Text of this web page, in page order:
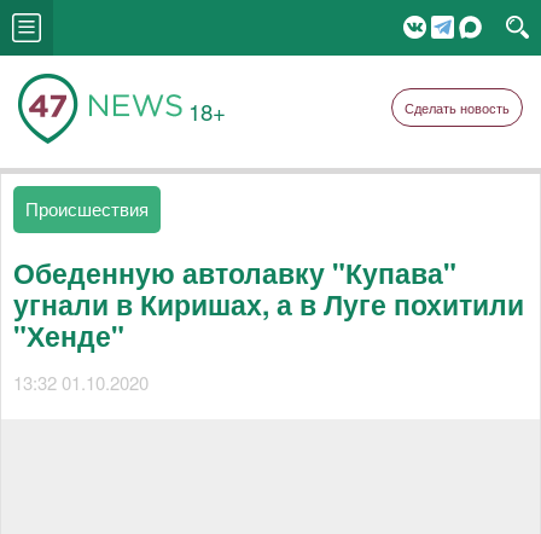
18+ Сделать новость
Происшествия
Обеденную автолавку "Купава"
угнали в Киришах, а в Луге похитили
"Хенде"
13:32 01.10.2020